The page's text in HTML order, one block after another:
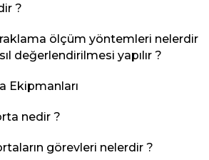
?
ölçüm yöntemleri nelerdir
değerlendirilmesi yapılır ?
nedir ?
görevleri nelerdir ?